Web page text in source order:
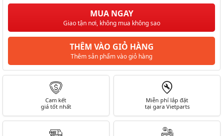
MUA NGAY
Giao tận nơi, không mua không sao
THÊM VÀO GIỎ HÀNG
Thêm sản phẩm vào giỏ hàng
Cam kết
giá tốt nhất
Miễn phí lắp đặt
tại gara Vietparts